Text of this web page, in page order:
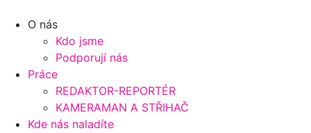
O nás
Kdo jsme
Podporují nás
Práce
REDAKTOR-REPORTÉR
KAMERAMAN A STŘIHAČ
Kde nás naladíte